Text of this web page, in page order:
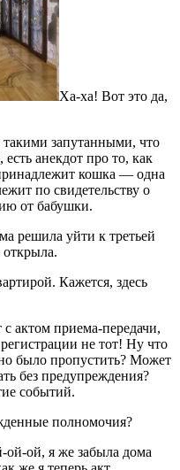
Ха-ха! Вот это да,
запутанными, что
анекдот про то, как
кошка — одна
по свидетельству о
от бабушки.
решила уйти к третьей
открыла.
Кажется, здесь
актом приема-передачи,
не тот! Ну что
было пропустить? Может
без предупреждения?
событий.
полномочия?
ой, я же забыла дома